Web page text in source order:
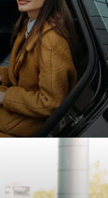
une visite chez des
je vous accompagne
Profitez d’un
ponctualité et